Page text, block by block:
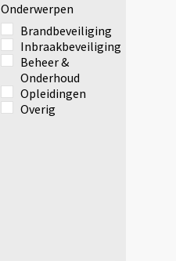
Onderwerpen
Brandbeveiliging
Inbraakbeveiliging
Beheer &
Onderhoud
Opleidingen
Overig